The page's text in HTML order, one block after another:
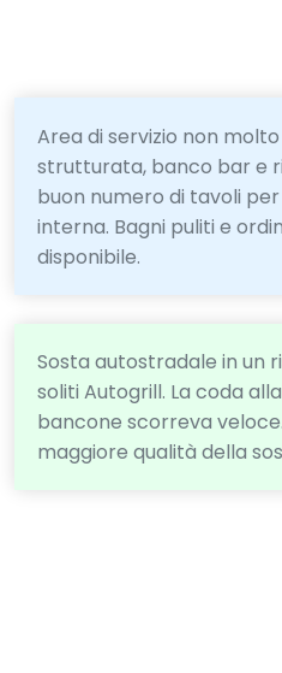
Area di servizio non
strutturata, banco bar e
buon numero di tavoli
interna. Bagni puliti e
disponibile.
Sosta autostradale in un
soliti Autogrill. La coda
bancone scorreva
maggiore qualità della